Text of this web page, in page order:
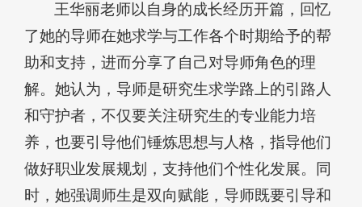
王华丽老师以自身的成长经历开篇，回忆
了她的导师在她求学与工作各个时期给予的帮
助和支持，进而分享了自己对导师角色的理
解。她认为，导师是研究生求学路上的引路人
和守护者，不仅要关注研究生的专业能力培
养，也要引导他们锤炼思想与人格，指导他们
做好职业发展规划，支持他们个性化发展。同
时，她强调师生是双向赋能，导师既要引导和